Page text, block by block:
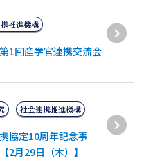
1回産学官連携交流会
推進機構
協定10周年記念事
2月29日（木）】
社会連携推進機構